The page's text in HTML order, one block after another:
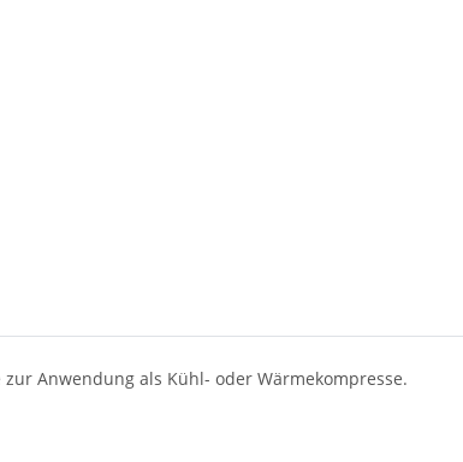
Anwendung als Kühl- oder Wärmekompresse.